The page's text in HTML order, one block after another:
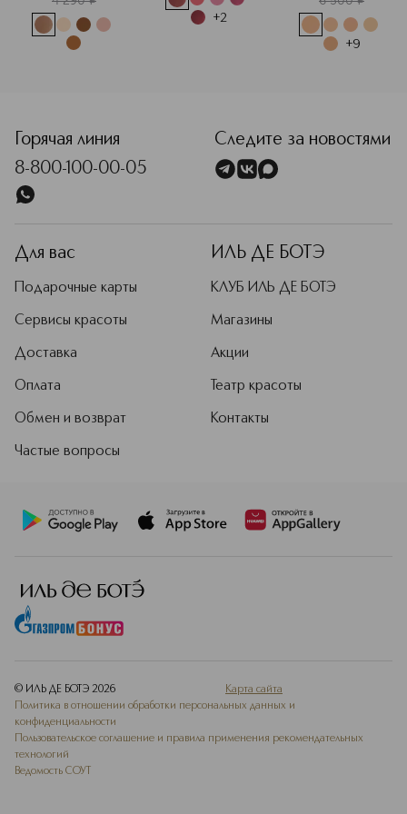
Подробнее
+2
+9
Горячая линия
8-800-100-00-05
Следите за новостями
Для вас
Подарочные карты
Сервисы красоты
Доставка
Оплата
Обмен и возврат
Частые вопросы
ИЛЬ ДЕ БОТЭ
КЛУБ ИЛЬ ДЕ БОТЭ
Магазины
Акции
Театр красоты
Контакты
© ИЛЬ ДЕ БОТЭ 2026
Карта сайта
Политика в отношении обработки персональных данных и
конфиденциальности
Пользовательское соглашение и правила применения рекомендательных
технологий
Ведомость СОУТ